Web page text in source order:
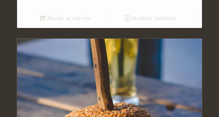
Añadir al carrito Mostrar detalles